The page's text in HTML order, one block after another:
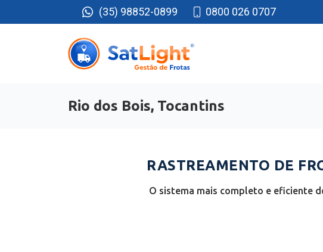
(35) 98852-0899 0800 026 0707
Rio dos Bois, Tocantins
RASTREAMENTO DE
O sistema mais completo e eficiente